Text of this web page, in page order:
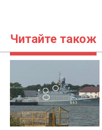
Читайте також